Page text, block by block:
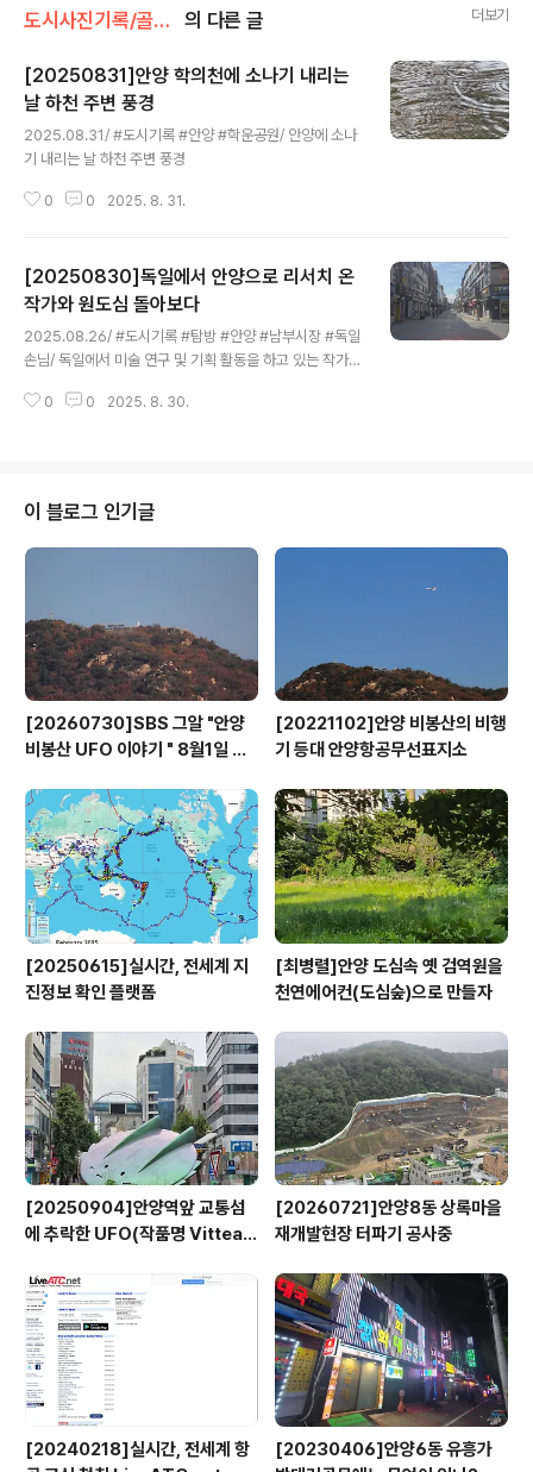
도시사진기록/골목풍경 의 다른 글 더보기
[20250831]안양 학의천에 소나기 내리는
날 하천 주변 풍경
2025.08.31/ #도시기록 #안양 #학운공원/ 안양에 소나
기 내리는 날 하천 주변 풍경
0 0 2025. 8. 31.
[20250830]독일에서 안양으로 리서치 온
작가와 원도심 돌아보다
2025.08.26/ #도시기록 #탐방 #안양 #남부시장 #독일
손님/ 독일에서 미술 연구 및 기획 활동을 하고 있는 작가의
에 대한 연구와 조사 및 기획전시에 도움을 주고자 공장이
밤줍기대회열린곳 - 안양공고 - 삼덕공원(엣제지공장) -
수암천복개흔적(교각기둥) - 안양역 주변(방석집과 병목안
철길) - 대동문고 - 안양목욕탕(안양 최초) - 안양시외버스
시봉 등) - 서이면사..
0 0 2025. 8. 30.
이 블로그 인기글
[20260730]SBS 그알 "안양
비봉산 UFO 이야기 " 8월1일 방
[20221102]안양 비봉산의 비행
기 등대 안양항공무선표지소
[20250615]실시간, 전세계 지
진정보 확인 플랫폼
[최병렬]안양 도심속 옛 검역원을
천연에어컨(도심숲)으로 만들자
[20250904]안양역앞 교통섬
에 추락한 UFO(작품명 Vitteau
[20260721]안양8동 상록마을
재개발현장 터파기 공사중
[20240218]실시간, 전세계 항
[20230406]안양6동 유흥가